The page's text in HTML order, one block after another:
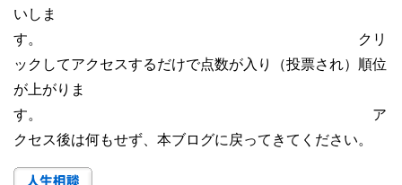
いしま
す。 クリ
ックしてアクセスするだけで点数が入り（投票され）順位
が上がりま
す。 ア
クセス後は何もせず、本ブログに戻ってきてください。